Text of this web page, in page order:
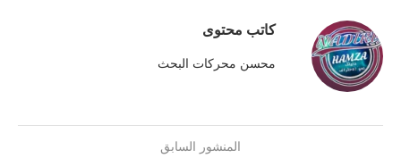
كاتب محتوى
محسن محركات البحث
المنشور السابق